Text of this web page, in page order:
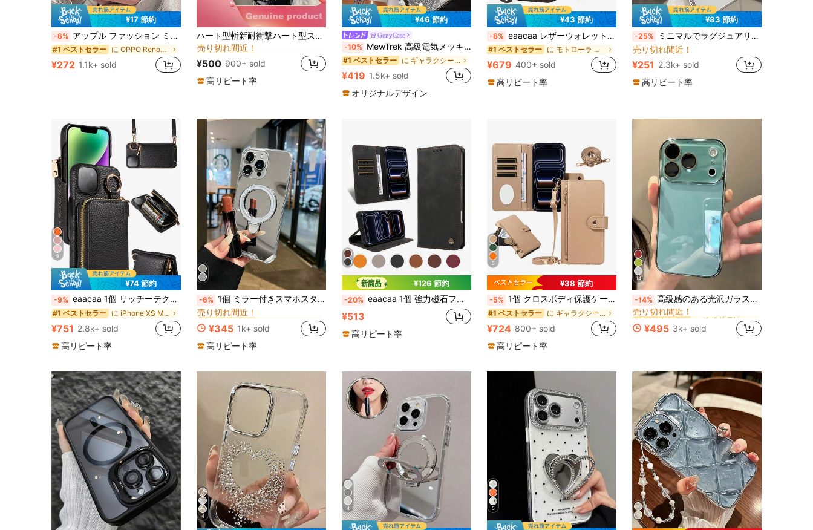
¥17 節約
-6% アップル ファッション ミニマリスト ミラーパッチ スマホケース (本物のミラーではありません、ミラー素材) シルバー 耐衝撃 スマホケース、13/11 6.1インチ対応、防水、耐衝撃、傷防止。
#1 ベストセラー に OPPO Reno7 携帯電話ケース
¥272 1.1k+ sold
ハート型斬新耐衝撃ハート型スパンコールY2Kクリスタル装飾ハート型透明スマホケース、カラフルなクリスタル装飾、耐衝撃保護カバー、iPhone 16 Pro Maxおよび15 Pro Max対応、防水、耐衝撃、傷防止誕生日プレゼントパーティーお祝い
#5 ベストセラー に ハート型 携帯電話ケース
売り切れ間近！
#5 ベストセラー
売り切れ間近！
#5 ベストセラー
売り切れ間近！
#5 ベストセラー に ハート型 携帯電話ケース
売り切れ間近！
¥500 900+ sold
高リピート率
¥46 節約
GenyCase
-10% MewTrek 高級電気メッキシルバースマホケース、メイクアップミラースタンド付き、光沢のあるラインストーンで装飾、シリコン素材で作られ、耐衝撃性と落下耐性、iPhone 16/16e/16 Pro/16 Pro Max/16 Plus/15/14/13/12/11/X/XS/XR/8/7およびGalaxy S25/S24/S23/S22/S21/A55/A54/A53/A52/A35/A34/A23/A16/A15/A14/A13/A12/A05S/FE/Ultra/4G/5G、Redmi/Honor/MOTO/OPPO/Infinixスマホ対応。
#1 ベストセラー に ギャラクシーA15 スタンド型スマホケース
¥419 1.5k+ sold
オリジナルデザイン
¥43 節約
-6% eaacaa レザーウォレットカードホルダーフリップフォンケース1個、ヴィンテージフリップウォレットフォンケース、複数のカードスロット、リストストラップ、耐衝撃および盗難防止保護付き、iPhone 17 Pro Max/17 Pro/AIR/17/17e/16 Pro Max/15/14/13/12/11、A16シリーズに対応、誕生日プレゼント
#1 ベストセラー に モトローラ モト G54 フリップ式携帯電話ケース
¥679 400+ sold
高リピート率
¥83 節約
-25%
ミニマルでラグジュアリーなきらめくラインストーンがあしらわれた電気メッキシルバーのスマホケース。iPhone 17 Pro Max/17 Pro/17 Air/17対応。ソフトシェルタイプ。新デザイン。春のギフトに最適。
売り切れ間近！
¥251 2.3k+ sold
高リピート率
8
¥74 節約
-9% eaacaa 1個 リッチーテクスチャー 多機能 マルチカードスロット クロスボディ ジッパー アコーディオン カードホルダー ウォレット スマホケース、PU 耐衝撃 防盗 保護カバー Apple 17e 17ProMax 16ProMax 16Pro 16Plus 15ProMax 15plus 13ProMax 13pro 13Mini 14ProMax 14Pro 14plus 12ProMax 12Pro 12Mini 11ProMax 11Pro 14 13 12 11 7 8 X XS XR XSMax シリーズ、S26ultra S26pro S26 S25FE S25ultra S25+ S25 S24FE S24ultra S24+ S24 S23FE S23Ultra S23+ S23 S22ultra S22 S21FE S21ultra S21plus S21 S20FE、A16 シリーズ対応
#1 ベストセラー に iPhone XS Max カードホルダー型携帯電話ケース
¥751 2.8k+ sold
高リピート率
-6% 1個 ミラー付きスマホスタンドケース
#3 ベストセラー に りんご スタンド型スマホケース
売り切れ間近！
#3 ベストセラー
売り切れ間近！
#3 ベストセラー
売り切れ間近！
#3 ベストセラー に りんご スタンド型スマホケース
売り切れ間近！
¥345 1k+ sold
高リピート率
¥126 節約
-20% eaacaa 1個 強力磁石フリップカバー メタルロゴ付き PUレザー ウォレット型保護ケース カードスロット複数搭載 Apple 17 Pro Max/17 Pro/AIR/17/17e/16 Pro Max/15/14/13/12/11対応
¥513
高リピート率
5
¥38 節約
-5% 1個 クロスボディ保護ケース カードスロット付き ジッパーポケット対応 Apple 17 ProMax/16/15/14/13/12/11pro、A56、NOTE 14 PRO 5G (国際版)、メイクアップミラー付き携帯電話保護カバー
#1 ベストセラー に ギャラクシーZフォールド5 携帯電話ケース
¥724 800+ sold
高リピート率
14
-14% 高級感のある光沢ガラス製スマホケース 17 Pro Max, 16, 15, 14, 13, 12, 11 Pro Max対応、レンズ保護、ミニマルな無地、かわいい&エレガントなスマホケース 17 Pro Max, 16 Pro Max, 17 Pro, 15 Pro Max, 14 Pro Max, 13 Pro Max対応
#2 ベストセラー に 鏡 携帯電話ケース
売り切れ間近！
#2 ベストセラー
売り切れ間近！
#2 ベストセラー
売り切れ間近！
#2 ベストセラー に 鏡 携帯電話ケース
¥495 3k+ sold
4
4 5